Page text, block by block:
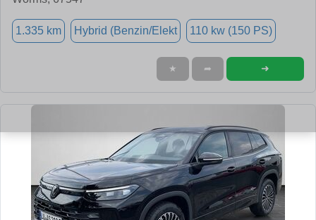
1.335 km Hybrid (Benzin/Elekt 110 kw (150 PS)
★ ➦ ➜